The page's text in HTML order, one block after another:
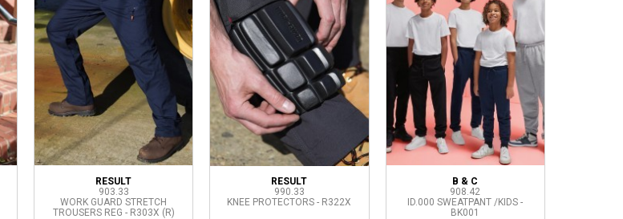
RESULT
903.33
WORK GUARD STRETCH
TROUSERS REG - R303X (R)
RESULT
990.33
KNEE PROTECTORS - R322X
B & C
908.42
ID.000 SWEATPANT /KIDS -
BK001